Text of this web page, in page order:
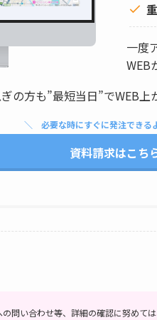
一度
WEB
の方も”最短当日”でWEB上
必要な時にすぐに発注できる
資料請求はこち
問い合わせ等、詳細の確認に努めて